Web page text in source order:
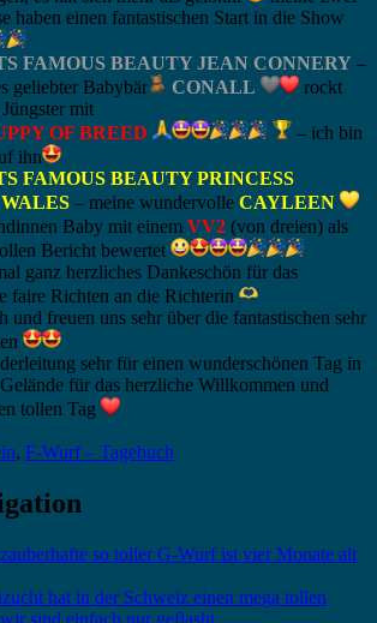
haben einen fantastischen Start in die Show
FAMOUS BEAUTY JEAN CONNERY –
geliebter Babybär
CONALL
rockt
mit
OF BREED
– ich bin
ihn
FAMOUS BEAUTY PRINCESS
– meine wundervolle CAYLEEN
Baby mit einem VV2 (von dreien) als
Bericht bewertet
ganz herzliches Dankeschön für das
faire Richten an die Richterin
und freuen uns sehr über die fantastischen sehr
sehr für einen wunderschönen Tag in
für das herzliche Willkommen und
tollen Tag
, F-Wurf – Tagebuch
so toller G-Wurf ist vier Monate alt
hat in der Schweiz einen mega tollen
sind einfach nur geflasht